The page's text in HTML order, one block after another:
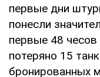
первые дни
понесли
первые 48
потеряно 15
бронированных